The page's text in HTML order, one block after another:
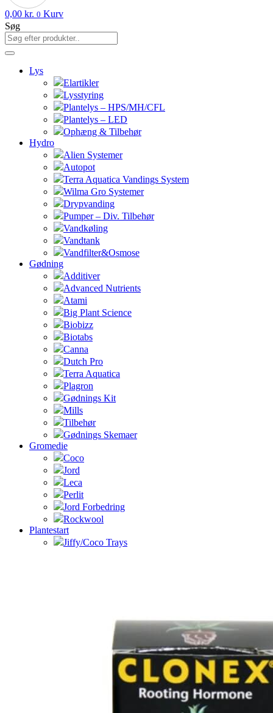
0,00 kr. 0 Kurv
Søg
Lys
Elartikler
Lysstyring
Plantelys – HPS/MH/CFL
Plantelys – LED
Ophæng & Tilbehør
Hydro
Alien Systemer
Autopot
Terra Aquatica Vandings System
Wilma Gro Systemer
Drypvanding
Pumper – Div. Tilbehør
Vandkøling
Vandtank
Vandfilter&Osmose
Gødning
Additiver
Advanced Nutrients
Atami
Big Plant Science
Biobizz
Biotabs
Canna
Dutch Pro
Terra Aquatica
Plagron
Gødnings Kit
Mills
Tilbehør
Gødnings Skemaer
Gromedie
Coco
Jord
Leca
Perlit
Jord Forbedring
Rockwool
Plantestart
Jiffy/Coco Trays